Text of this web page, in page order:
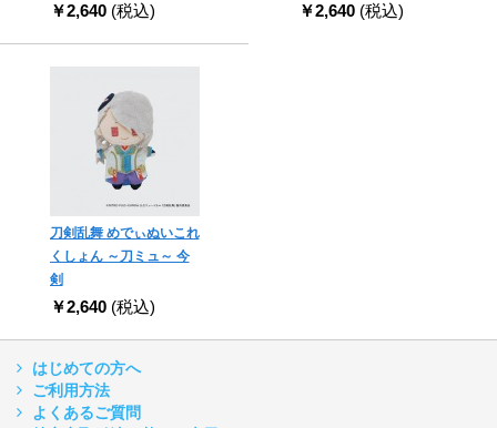
￥2,640 (税込) ￥2,640 (税込)
刀剣乱舞 めでぃぬいこれ
くしょん ～刀ミュ～ 今
剣
￥2,640 (税込)
はじめての方へ
ご利用方法
よくあるご質問